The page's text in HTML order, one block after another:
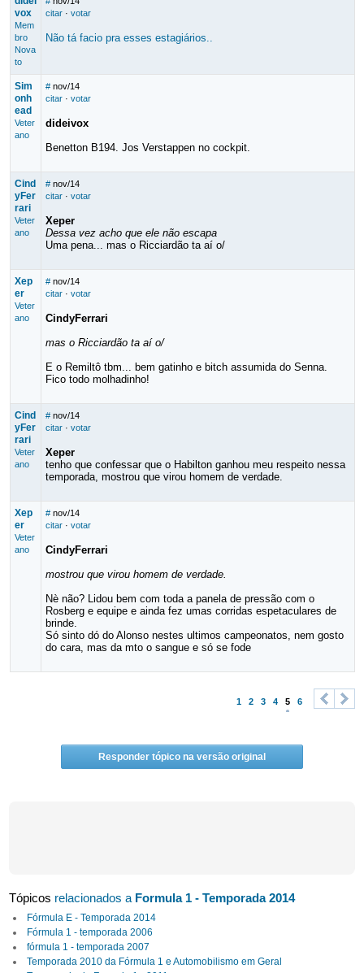
vox
Mem
bro
Nova
to
citar· votar
Não tá facio pra esses estagiários..
Sim
onh
ead
Veter
ano
# nov/14
citar· votar
dideivox
Benetton B194. Jos Verstappen no cockpit.
Cind
yFer
rari
Veter
ano
# nov/14
citar· votar
Xeper
Dessa vez acho que ele não escapa
Uma pena... mas o Ricciardão ta aí o/
Xep
er
Veter
ano
# nov/14
citar· votar
CindyFerrari
mas o Ricciardão ta aí o/
E o Remiltô tbm... bem gatinho e bitch assumida do Senna.
Fico todo molhadinho!
Cind
yFer
rari
Veter
ano
# nov/14
citar· votar
Xeper
tenho que confessar que o Habilton ganhou meu respeito nessa
temporada, mostrou que virou homem de verdade.
Xep
er
Veter
ano
# nov/14
citar· votar
CindyFerrari
mostrou que virou homem de verdade.
Nè não? Lidou bem com toda a panela de pressão com o
Rosberg e equipe e ainda fez umas corridas espetaculares de
brinde.
Só sinto dó do Alonso nestes ultimos campeonatos, nem gosto
do cara, mas da mto o sangue e só se fode
1 2 3 4 5 6
< >
Responder tópico na versão original
Tópicos relacionados a Formula 1 - Temporada 2014
Fórmula E - Temporada 2014
Fórmula 1 - temporada 2006
fórmula 1 - temporada 2007
Temporada 2010 da Fórmula 1 e Automobilismo em Geral